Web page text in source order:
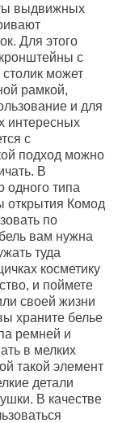
выдвижных
Для этого
с
может
рамкой,
и для
интересных
с
подход можно
В
одного типа
открытия Комод
по
вам нужна
туда
косметику
и поймете
своей жизни
храните белье
ремней и
в мелких
такой элемент
детали
В качестве